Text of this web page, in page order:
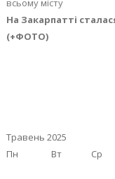
всьому місту
На Закарпатті
(+ФОТО)
Травень 2025
Пн
Вт Ср